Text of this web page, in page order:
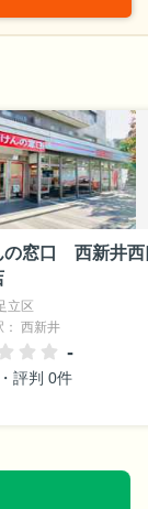
の窓口 西新井西
立区
： 西新井
-
評判 0件